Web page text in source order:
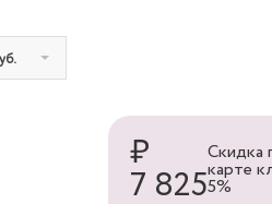
₽
7 825
Скидка
карте
5%